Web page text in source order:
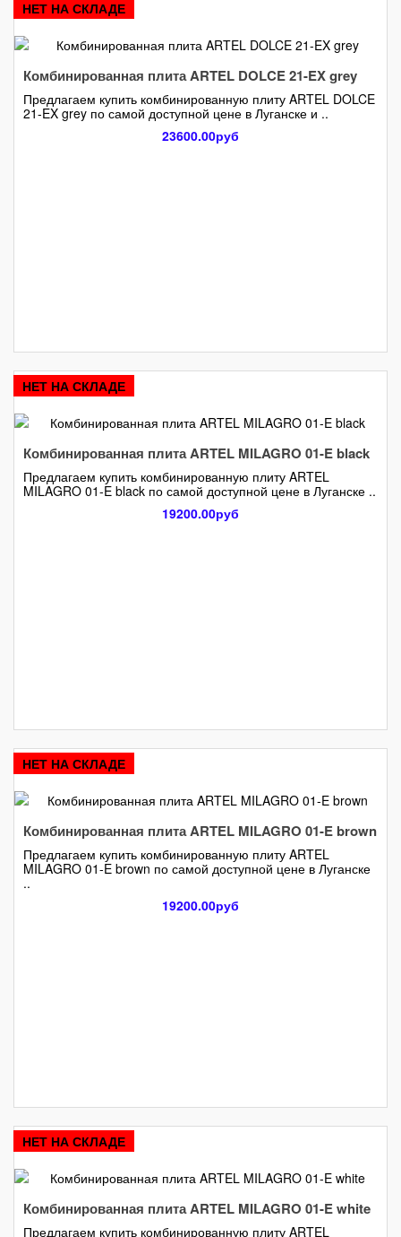
НЕТ НА СКЛАДЕ
Комбинированная плита ARTEL DOLCE 21-EX grey
Предлагаем купить комбинированную плиту ARTEL DOLCE
21-EX grey по самой доступной цене в Луганске и ..
23600.00руб
НЕТ НА СКЛАДЕ
Комбинированная плита ARTEL MILAGRO 01-E black
Предлагаем купить комбинированную плиту ARTEL
MILAGRO 01-E black по самой доступной цене в Луганске ..
19200.00руб
НЕТ НА СКЛАДЕ
Комбинированная плита ARTEL MILAGRO 01-E brown
Предлагаем купить комбинированную плиту ARTEL
MILAGRO 01-E brown по самой доступной цене в Луганске
..
19200.00руб
НЕТ НА СКЛАДЕ
Комбинированная плита ARTEL MILAGRO 01-E white
Предлагаем купить комбинированную плиту ARTEL